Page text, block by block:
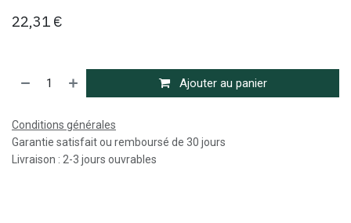
22,31 €
Ajouter au panier
Conditions générales
Garantie satisfait ou remboursé de 30 jours
Livraison : 2-3 jours ouvrables